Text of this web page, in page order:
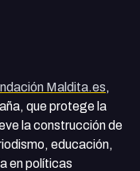
Maldita.es,
que protege la
la construcción de
educación,
en políticas